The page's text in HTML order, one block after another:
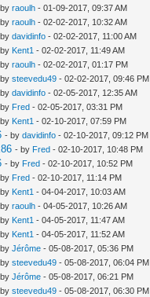
raoulh - 01-09-2017, 09:37 AM
raoulh - 02-02-2017, 10:32 AM
davidinfo - 02-02-2017, 11:00 AM
Kent1 - 02-02-2017, 11:49 AM
raoulh - 02-02-2017, 01:17 PM
steevedu49 - 02-02-2017, 09:46 PM
davidinfo - 02-05-2017, 12:35 AM
Fred - 02-05-2017, 03:31 PM
Kent1 - 02-10-2017, 07:59 PM
- bydavidinfo - 02-10-2017, 09:12 PM
- by Fred - 02-10-2017, 10:48 PM
- by Fred - 02-10-2017, 10:52 PM
Fred - 02-10-2017, 11:14 PM
Kent1 - 04-04-2017, 10:03 AM
raoulh - 04-05-2017, 10:26 AM
Kent1 - 04-05-2017, 11:47 AM
Kent1 - 04-05-2017, 11:52 AM
Jérôme - 05-08-2017, 05:36 PM
steevedu49 - 05-08-2017, 06:04 PM
Jérôme - 05-08-2017, 06:21 PM
steevedu49 - 05-08-2017, 06:30 PM